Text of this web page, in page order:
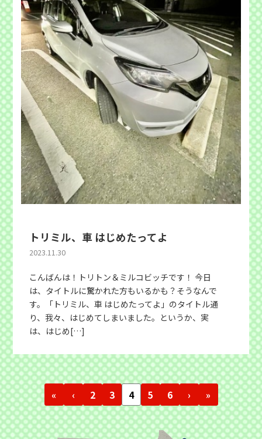
トリミル、車 はじめたってよ
2023.11.30
こんばんは！トリトン＆ミルコビッチです！ 今日
は、タイトルに驚かれた方もいるかも？そうなんで
す。「トリミル、車 はじめたってよ」のタイトル通
り、我々、はじめてしまいました。というか、実
は、はじめ[…]
« ‹ 2 3 4 5 6 › »